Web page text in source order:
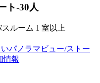
ト-30人
スルーム 1 室以上
パノラマビュー/ストー
情報